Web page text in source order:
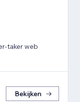
taker web
Bekijken